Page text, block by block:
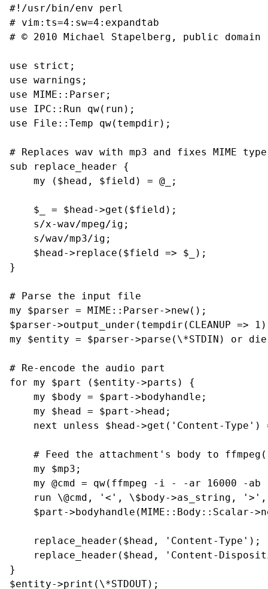
#!/usr/bin/env perl
# vim:ts=4:sw=4:expandtab
# © 2010 Michael Stapelberg, public domain
use strict;
use warnings;
use MIME::Parser;
use IPC::Run qw(run);
use File::Temp qw(tempdir);
# Replaces wav with mp3 and fixes MIME
sub replace_header {
    my ($head, $field) = @_;
    $_ = $head->get($field);
    s/x-wav/mpeg/ig;
    s/wav/mp3/ig;
    $head->replace($field => $_);
}
# Parse the input file
my $parser = MIME::Parser->new();
$parser->output_under(tempdir(CLEANUP =>
my $entity = $parser->parse(\*STDIN) or
# Re-encode the audio part
for my $part ($entity->parts) {
    my $body = $part->bodyhandle;
    my $head = $part->head;
next unless $head->get('Content-Type')
# Feed the attachment's body to
    my $mp3;
my @cmd = qw(ffmpeg -i - -ar 16000 -ab
run \@cmd, '<', \$body->as_string,
$part->bodyhandle(MIME::Body::Scalar-
    replace_header($head, 'Content-Type');
replace_header($head, 'Content-
}